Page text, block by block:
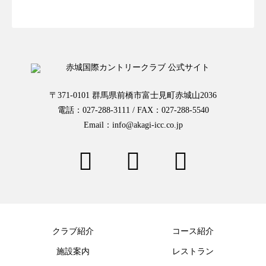
〒371-0101 群馬県前橋市富士見町赤城山2036
電話：027-288-3111 / FAX：027-288-5540
Email：info@akagi-icc.co.jp
クラブ紹介 コース紹介
施設案内 レストラン